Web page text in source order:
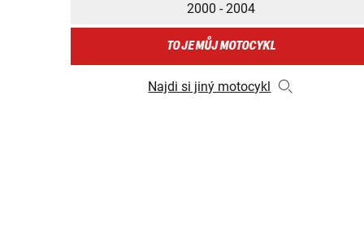
2000 - 2004
TO JE MŮJ MOTOCYKL
Najdi si jiný motocykl